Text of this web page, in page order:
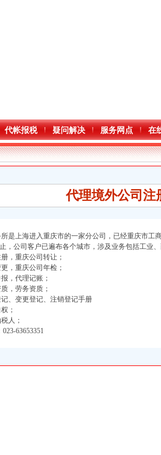
代帐报税 疑问解决 服务网点 在
代理境外公司注
上海进入重庆市的一家分公司，已经重庆市工
，公司客户已遍布各个城市，涉及业务包括工业
，重庆公司转让；
，重庆公司年检；
，代理记账；
，劳务资质；
、变更登记、注销登记手册
；
人；
63653351